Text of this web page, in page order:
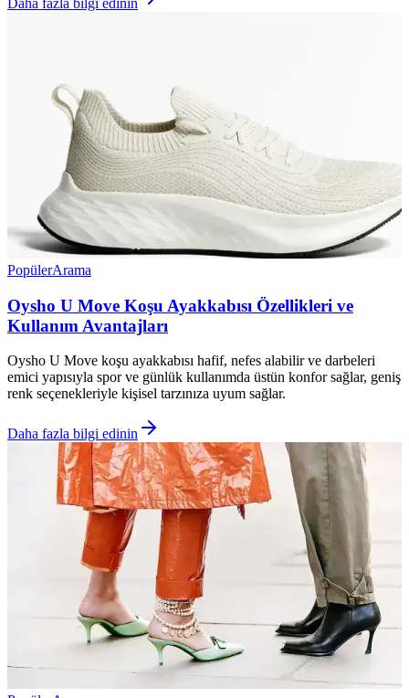
PopülerArama
Oysho U Move Koşu Ayakkabısı Özellikleri ve
Kullanım Avantajları
Oysho U Move koşu ayakkabısı hafif, nefes alabilir ve darbeleri
emici yapısıyla spor ve günlük kullanımda üstün konfor sağlar, geniş
renk seçenekleriyle kişisel tarzınıza uyum sağlar.
Daha fazla bilgi edinin